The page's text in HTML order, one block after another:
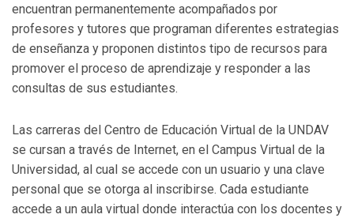
encuentran permanentemente acompañados por
profesores y tutores que programan diferentes estrategias
de enseñanza y proponen distintos tipo de recursos para
promover el proceso de aprendizaje y responder a las
consultas de sus estudiantes.
Las carreras del Centro de Educación Virtual de la UNDAV
se cursan a través de Internet, en el Campus Virtual de la
Universidad, al cual se accede con un usuario y una clave
personal que se otorga al inscribirse. Cada estudiante
accede a un aula virtual donde interactúa con los docentes y